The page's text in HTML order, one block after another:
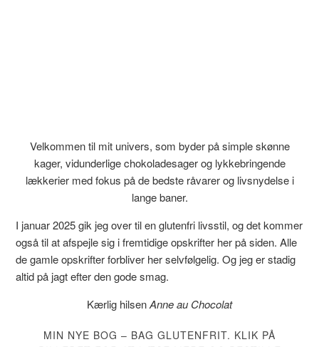
Velkommen til mit univers, som byder på simple skønne
kager, vidunderlige chokoladesager og lykkebringende
lækkerier med fokus på de bedste råvarer og livsnydelse i
lange baner.
I januar 2025 gik jeg over til en glutenfri livsstil, og det kommer
også til at afspejle sig i fremtidige opskrifter her på siden. Alle
de gamle opskrifter forbliver her selvfølgelig. Og jeg er stadig
altid på jagt efter den gode smag.
Kærlig hilsenAnne au Chocolat
MIN NYE BOG – BAG GLUTENFRIT. KLIK PÅ